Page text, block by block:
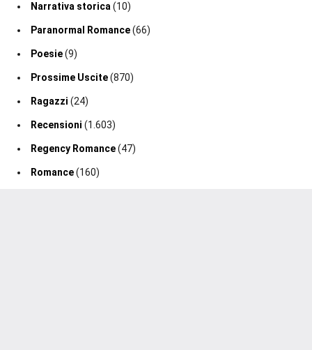
Narrativa storica(10)
Paranormal Romance(66)
Poesie(9)
Prossime Uscite(870)
Ragazzi (24)
Recensioni (1.603)
Regency Romance(47)
Romance(160)